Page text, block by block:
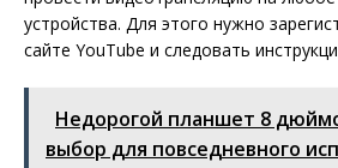
устройства. Для этого нужно
сайте YouTube и следовать
Недорогой планшет 8
выбор для повседневного